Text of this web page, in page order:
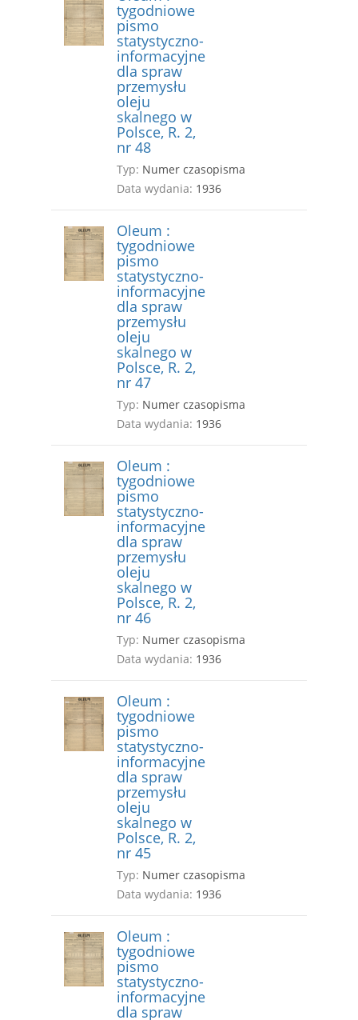
tygodniowe
pismo
statystyczno-
informacyjne
dla spraw
przemysłu
oleju
skalnego w
Polsce, R. 2,
nr 48
Typ: Numer czasopisma
Data wydania: 1936
Oleum :
tygodniowe
pismo
statystyczno-
informacyjne
dla spraw
przemysłu
oleju
skalnego w
Polsce, R. 2,
nr 47
Typ: Numer czasopisma
Data wydania: 1936
Oleum :
tygodniowe
pismo
statystyczno-
informacyjne
dla spraw
przemysłu
oleju
skalnego w
Polsce, R. 2,
nr 46
Typ: Numer czasopisma
Data wydania: 1936
Oleum :
tygodniowe
pismo
statystyczno-
informacyjne
dla spraw
przemysłu
oleju
skalnego w
Polsce, R. 2,
nr 45
Typ: Numer czasopisma
Data wydania: 1936
Oleum :
tygodniowe
pismo
statystyczno-
informacyjne
dla spraw